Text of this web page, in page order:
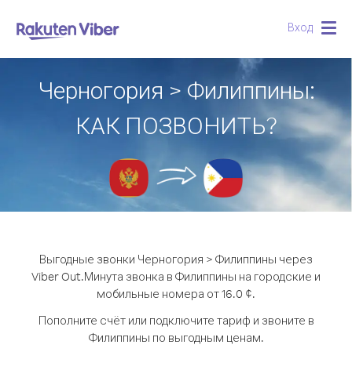
Вход
Черногория > Филиппины:
КАК ПОЗВОНИТЬ?
Выгодные звонки Черногория > Филиппины через
Viber Out.Минута звонка в Филиппины на городские и
мобильные номера от 16.0 ¢.
Пополните счёт или подключите тариф и звоните в
Филиппины по выгодным ценам.